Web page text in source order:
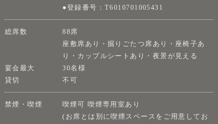
●登録番号：T6010701005431
総席数
88席
座敷席あり・掘りごたつ席あり・座椅子あ
り・カップルシートあり・夜景が見える
宴会最大
30名様
貸切
不可
禁煙・喫煙
喫煙可 喫煙専用室あり
(お席とは別に喫煙スペースをご用意してお